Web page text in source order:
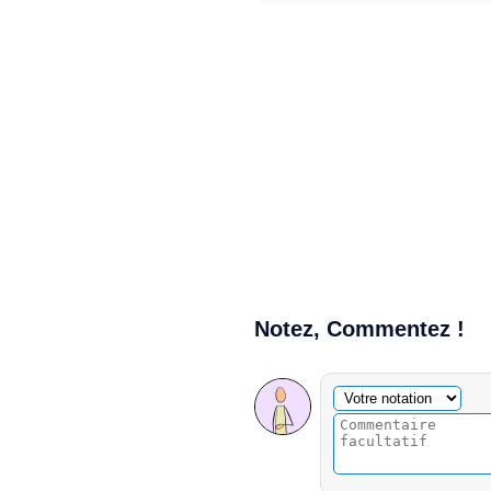
Notez, Commentez !
Commentaire facultatif
Votre notation